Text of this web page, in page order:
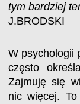
tym bardziej
J.BRODSKI
W psychologii
często
Zajmuję się
nic więcej.